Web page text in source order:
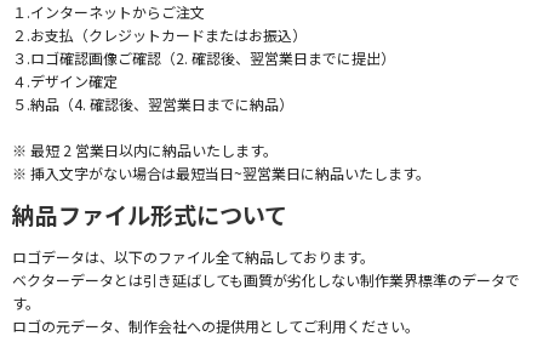
１.インターネットからご注文
２.お支払（クレジットカードまたはお振込）
３.ロゴ確認画像ご確認（2. 確認後、翌営業日までに提出）
４.デザイン確定
５.納品（4. 確認後、翌営業日までに納品）
※ 最短 2 営業日以内に納品いたします。
※ 挿入文字がない場合は最短当日~翌営業日に納品いたします。
納品ファイル形式について
ロゴデータは、以下のファイル全て納品しております。
ベクターデータとは引き延ばしても画質が劣化しない制作業界標準のデータで
す。
ロゴの元データ、制作会社への提供用としてご利用ください。